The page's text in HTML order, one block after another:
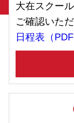
大在スクー
ご確認いただ
日程表（PDF